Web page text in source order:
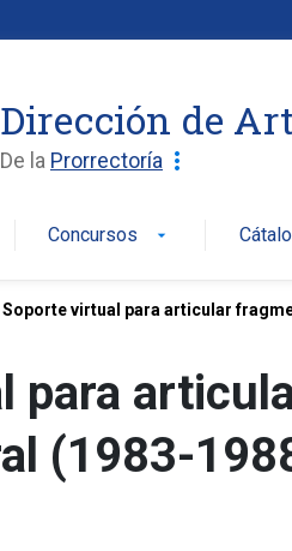
Dirección de
De la Prorrectoría more_vert
Concursos arrow_drop_down
Soporte virtual para articular
para
(1983-